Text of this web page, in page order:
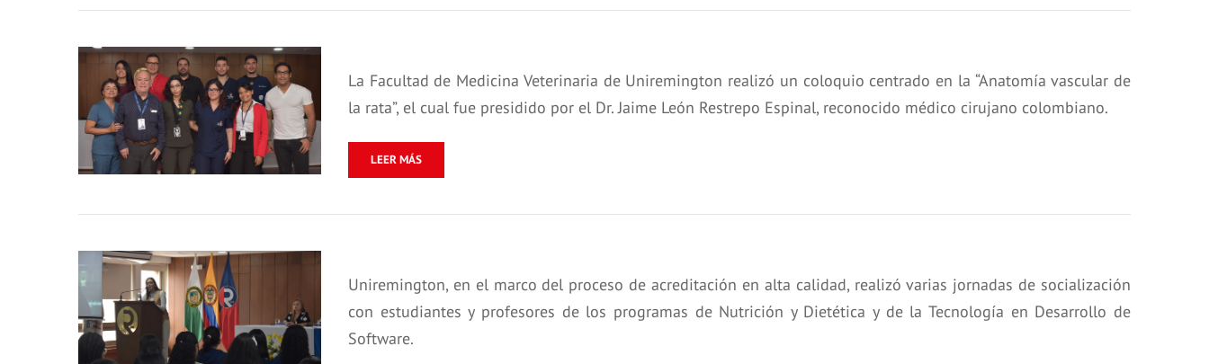
La Facultad de Medicina Veterinaria de Uniremington realizó un coloquio centrado en la “Anatomía vascular de
la rata”, el cual fue presidido por el Dr. Jaime León Restrepo Espinal, reconocido médico cirujano colombiano.
LEER MÁS
Uniremington, en el marco del proceso de acreditación en alta calidad, realizó varias jornadas de socialización
con estudiantes y profesores de los programas de Nutrición y Dietética y de la Tecnología en Desarrollo de
Software.